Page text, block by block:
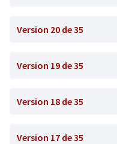
Version 20 de 35
Version 19 de 35
Version 18 de 35
Version 17 de 35